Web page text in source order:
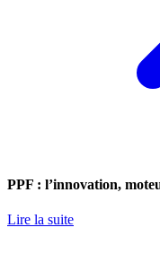
PPF : l’innovation,
Lire la suite